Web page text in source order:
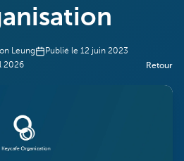
Leung Publié le 12 juin 2023
2026 Retour